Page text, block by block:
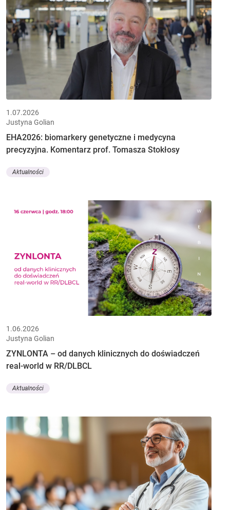
1.07.2026
Justyna Golian
EHA2026: biomarkery genetyczne i medycyna
precyzyjna. Komentarz prof. Tomasza Stokłosy
Aktualności
1.06.2026
Justyna Golian
ZYNLONTA – od danych klinicznych do doświadczeń
real-world w RR/DLBCL
Aktualności